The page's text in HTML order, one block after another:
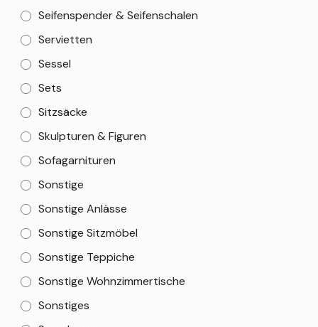
Seifenspender & Seifenschalen
Servietten
Sessel
Sets
Sitzsäcke
Skulpturen & Figuren
Sofagarnituren
Sonstige
Sonstige Anlässe
Sonstige Sitzmöbel
Sonstige Teppiche
Sonstige Wohnzimmertische
Sonstiges